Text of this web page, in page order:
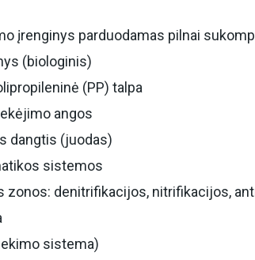
įrenginys parduodamas pilnai
(biologinis)
(PP) talpa
angos
dangtis (juodas)
sistemos
zonos: denitrifikacijos, nitrifikacijos,
sistema)